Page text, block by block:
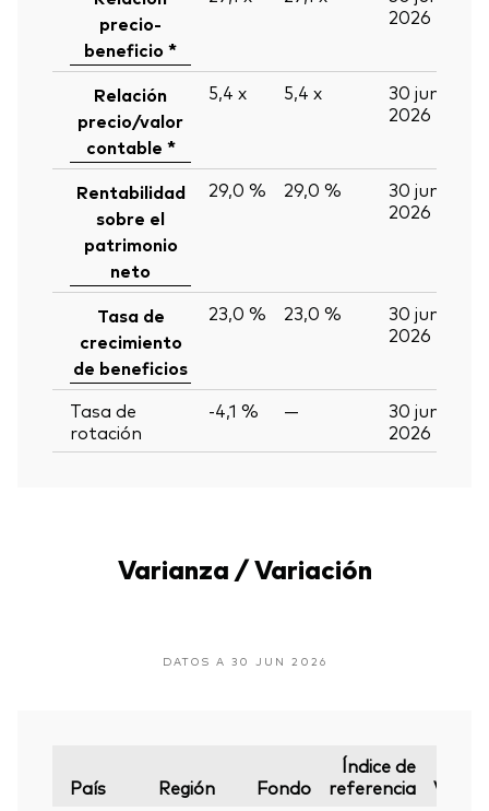
precio-
beneficio *
2026
Relación
precio/valor
contable *
5,4 x 5,4 x
30 jun
2026
Rentabilidad
sobre el
patrimonio
neto
29,0 % 29,0 %
30 jun
2026
Tasa de
crecimiento
de beneficios
23,0 % 23,0 %
30 jun
2026
Tasa de
rotación
-4,1 % —
30 jun
2026
Varianza / Variación
DATOS A 30 JUN 2026
País Región Fondo
Índice de
referencia